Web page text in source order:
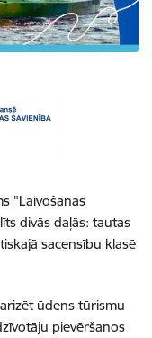
"Laivošanas
divās daļās: tautas
sacensību klasē
ūdens tūrismu
pievēršanos